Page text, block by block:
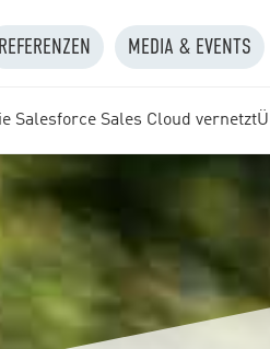
REFERENZEN MEDIA & EVENTS
Salesforce Sales Cloud vernetzt